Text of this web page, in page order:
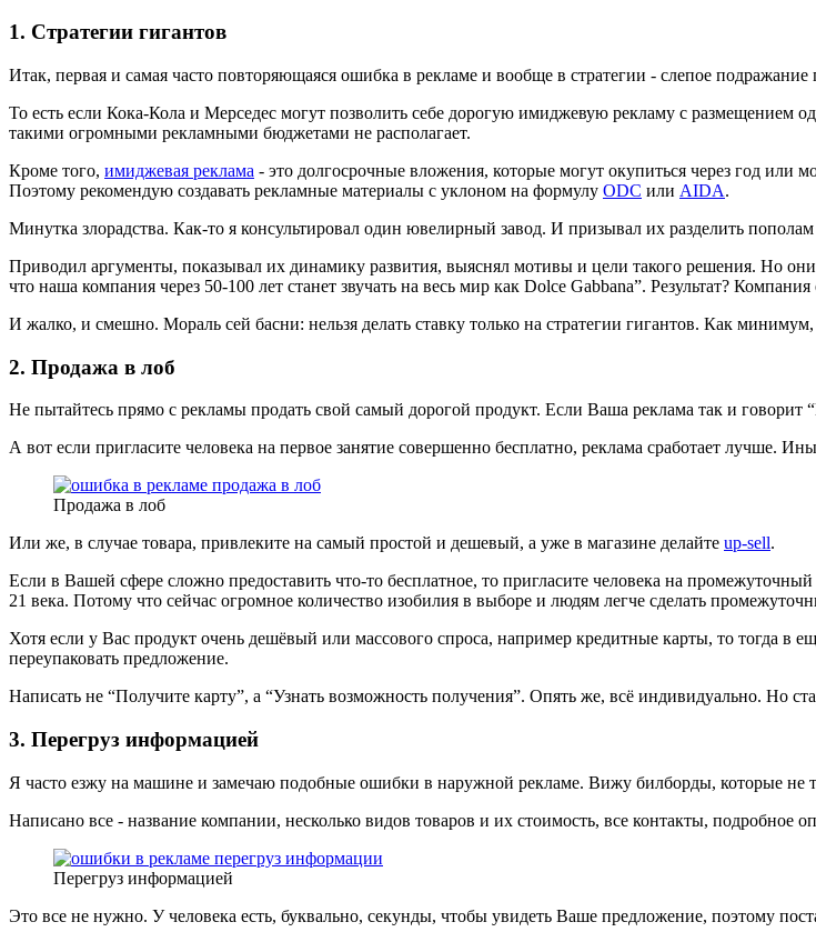
1. Стратегии гигантов
Итак, первая и самая часто повторяющаяся ошибка в рекламе и вообще в стратегии - слепое подражание
То есть если Кока-Кола и Мерседес могут позволить себе дорогую имиджевую рекламу с размещением
такими огромными рекламными бюджетами не располагает.
Кроме того, имиджевая реклама - это долгосрочные вложения, которые могут окупиться через год
Поэтому рекомендую создавать рекламные материалы с уклоном на формулу ODC или AIDA.
Минутка злорадства. Как-то я консультировал один ювелирный завод. И призывал их разделить
Приводил аргументы, показывал их динамику развития, выяснял мотивы и цели такого решения. Но
что наша компания через 50-100 лет станет звучать на весь мир как Dolce Gabbana”. Результат? Компания
И жалко, и смешно. Мораль сей басни: нельзя делать ставку только на стратегии гигантов. Как
2. Продажа в лоб
Не пытайтесь прямо с рекламы продать свой самый дорогой продукт. Если Ваша реклама так и говорит
А вот если пригласите человека на первое занятие совершенно бесплатно, реклама сработает лучше.
Продажа в лоб
Или же, в случае товара, привлеките на самый простой и дешевый, а уже в магазине делайте up-sell.
Если в Вашей сфере сложно предоставить что-то бесплатное, то пригласите человека на
21 века. Потому что сейчас огромное количество изобилия в выборе и людям легче сделать
Хотя если у Вас продукт очень дешёвый или массового спроса, например кредитные карты, то тогда в
переупаковать предложение.
Написать не “Получите карту”, а “Узнать возможность получения”. Опять же, всё индивидуально. Но
3. Перегруз информацией
Я часто езжу на машине и замечаю подобные ошибки в наружной рекламе. Вижу билборды, которые не
Написано все - название компании, несколько видов товаров и их стоимость, все контакты,
Перегруз информацией
Это все не нужно. У человека есть, буквально, секунды, чтобы увидеть Ваше предложение, поэтому